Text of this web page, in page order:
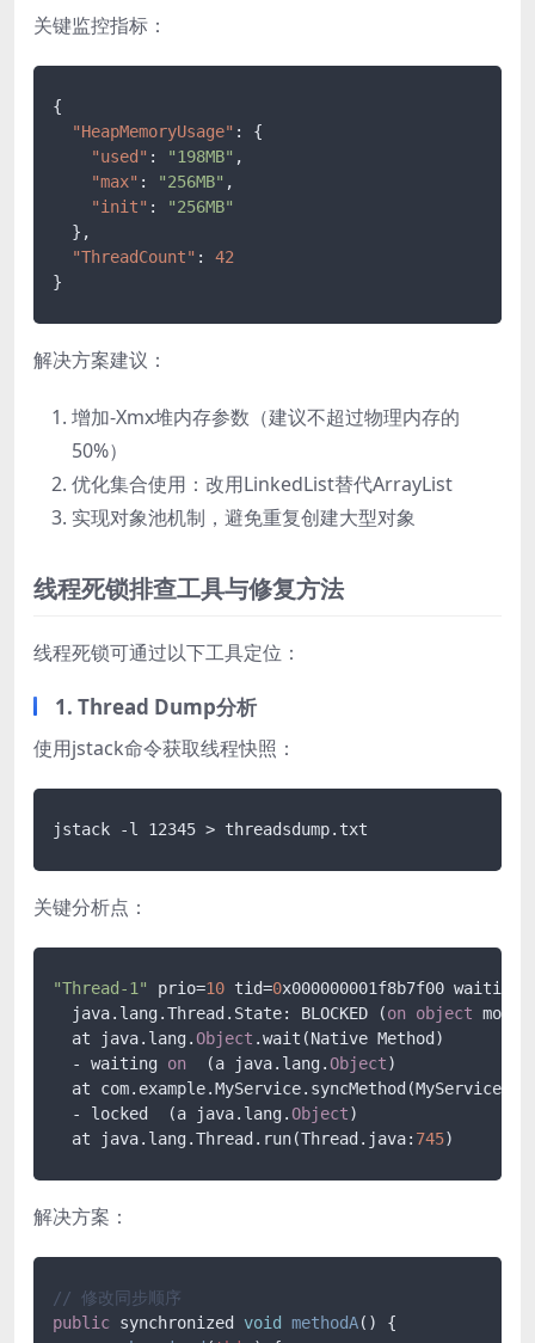
关键监控指标：
{
"HeapMemoryUsage" :
{
"used" : "198MB" ,
"max" : "256MB" ,
"init" :
"256MB"
} ,
"ThreadCount" :
42
}
解决方案建议：
增加-Xmx堆内存参数（建议不超过物理内存的
50%）
优化集合使用：改用LinkedList替代ArrayList
实现对象池机制，避免重复创建大型对象
线程死锁排查工具与修复方法
线程死锁可通过以下工具定位：
1. Thread Dump分析
使用jstack命令获取线程快照：
jstack -l 12345 > threadsdump.txt
关键分析点：
"Thread-1" prio=10 tid=0x000000001f8b7f00 waiting
  java.lang.Thread.State: BLOCKED (
on object
  at java.lang.
Object .wait(Native Method)
  - waiting
on
  (a java.lang.
Object)
at
  - locked  (a java.lang.
Object)
  at java.lang.Thread.run(Thread.java:
745)
解决方案：
// 修改同步顺序
public synchronized void methodA( ) {